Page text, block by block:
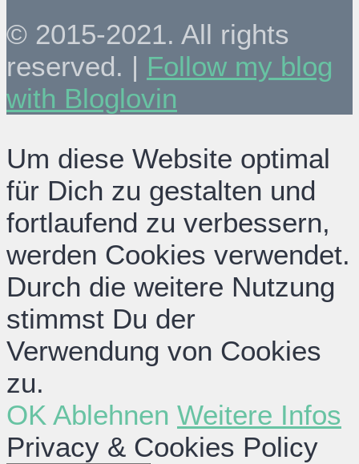
© 2015-2021. All rights
reserved. | Follow my blog
with Bloglovin
Um diese Website optimal
für Dich zu gestalten und
fortlaufend zu verbessern,
werden Cookies verwendet.
Durch die weitere Nutzung
stimmst Du der
Verwendung von Cookies
zu.
OK Ablehnen Weitere Infos
Privacy & Cookies Policy